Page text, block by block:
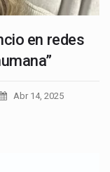
en redes
Abr 14, 2025